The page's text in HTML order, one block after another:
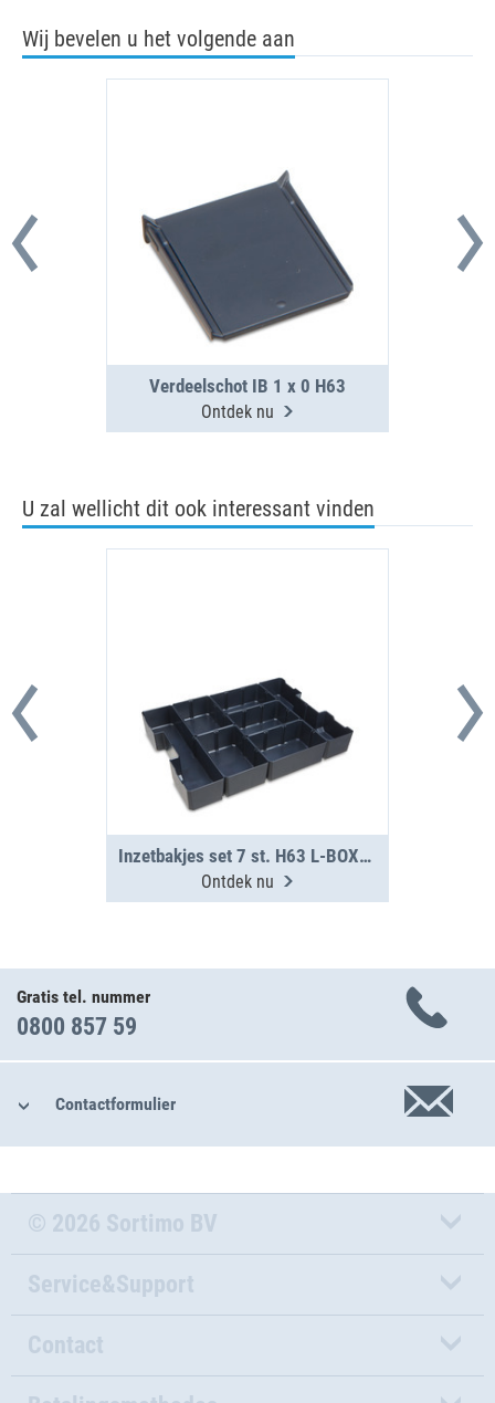
Wij bevelen u het volgende aan
Verdeelschot IB 1 x 0 H63
Ontdek nu
U zal wellicht dit ook interessant vinden
Inzetbakjes set 7 st. H63 L-BOXX G4
Ontdek nu
Gratis tel. nummer
0800 857 59
Contactformulier
© 2026 Sortimo BV
Service&Support
Contact